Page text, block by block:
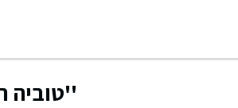
''טוביה